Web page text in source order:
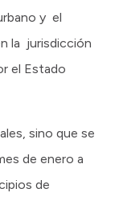
y el
la jurisdicción
el Estado
sino que se
de enero a
de